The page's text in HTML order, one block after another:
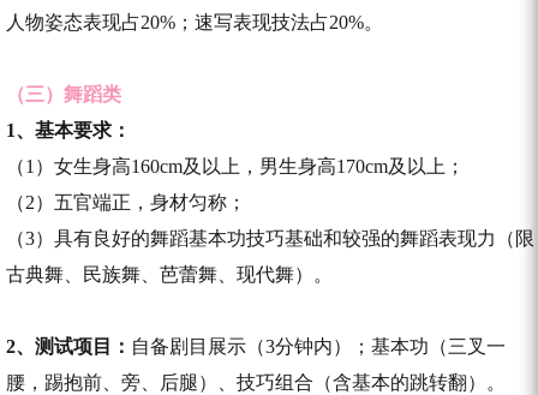
人物姿态表现占20%；速写表现技法占20%。
（三）舞蹈类
1、基本要求：
（1）女生身高160cm及以上，男生身高170cm及以上；
（2）五官端正，身材匀称；
（3）具有良好的舞蹈基本功技巧基础和较强的舞蹈表现力（限
古典舞、民族舞、芭蕾舞、现代舞）。
2、测试项目： 自备剧目展示（3分钟内）；基本功（三叉一
腰，踢抱前、旁、后腿）、技巧组合（含基本的跳转翻）。